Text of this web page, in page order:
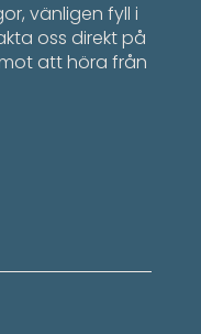
vänligen fyll i
oss direkt på
att höra från